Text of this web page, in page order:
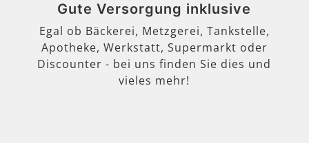
Gute Versorgung inklusive
Egal ob Bäckerei, Metzgerei, Tankstelle,
Apotheke, Werkstatt, Supermarkt oder
Discounter - bei uns finden Sie dies und
vieles mehr!